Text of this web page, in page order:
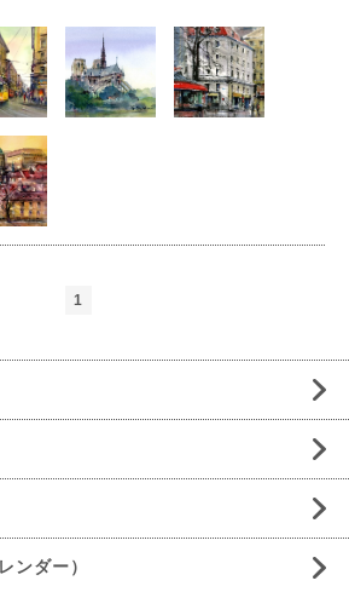
1
ダー）